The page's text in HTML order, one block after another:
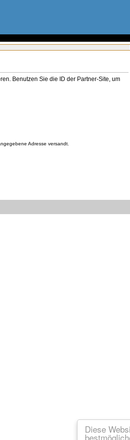
Diese
Benutzen Sie die ID der Partner-Site, um
Adresse versandt.